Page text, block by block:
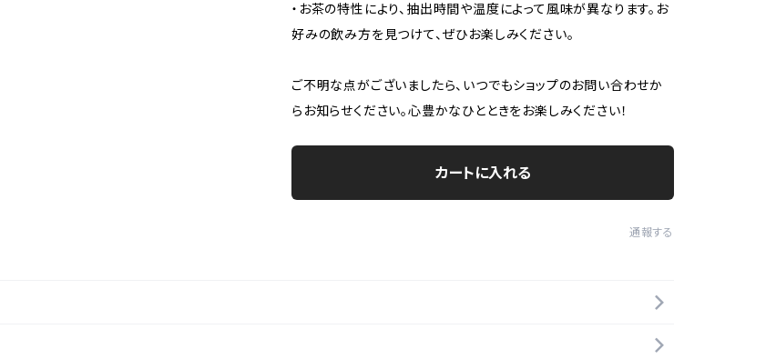
・お茶の特性により、抽出時間や温度によって風味が異なります。お
好みの飲み方を見つけて、ぜひお楽しみください。
ご不明な点がございましたら、いつでもショップのお問い合わせか
らお知らせください。心豊かなひとときをお楽しみください！
カートに入れる
通報する